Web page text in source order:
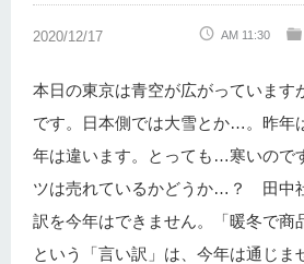
AM 11:30
本日の東京は青空が広がっていま
です。日本側では大雪とか…。昨年
年は違います。とっても…寒いので
ツは売れているかどうか…？ 田中
訳を今年はできません。「暖冬で商
という「言い訳」は、今年は通じま